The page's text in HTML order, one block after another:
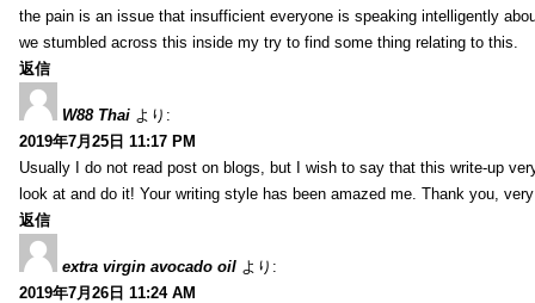
the pain is an issue that insufficient everyone is speaking intelligently
we stumbled across this inside my try to find some thing relating to this.
返信
W88 Thai より:
2019年7月25日 11:17 PM
Usually I do not read post on blogs, but I wish to say that this write-up
look at and do it! Your writing style has been amazed me. Thank you,
返信
extra virgin avocado oil より:
2019年7月26日 11:24 AM